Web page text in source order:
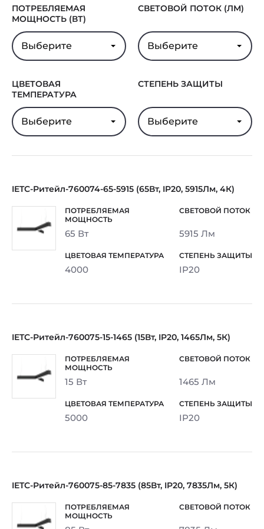
ПОТРЕБЛЯЕМАЯ
МОЩНОСТЬ (ВТ)
Выберите
СВЕТОВОЙ ПОТОК (ЛМ)
Выберите
ЦВЕТОВАЯ
ТЕМПЕРАТУРА
Выберите
СТЕПЕНЬ ЗАЩИТЫ
Выберите
IETC-Ритейл-760074-65-5915 (65Вт, IP20, 5915Лм, 4К)
65 Вт 5915 Лм
4000 IP20
IETC-Ритейл-760075-15-1465 (15Вт, IP20, 1465Лм, 5К)
15 Вт 1465 Лм
5000 IP20
IETC-Ритейл-760075-85-7835 (85Вт, IP20, 7835Лм, 5К)